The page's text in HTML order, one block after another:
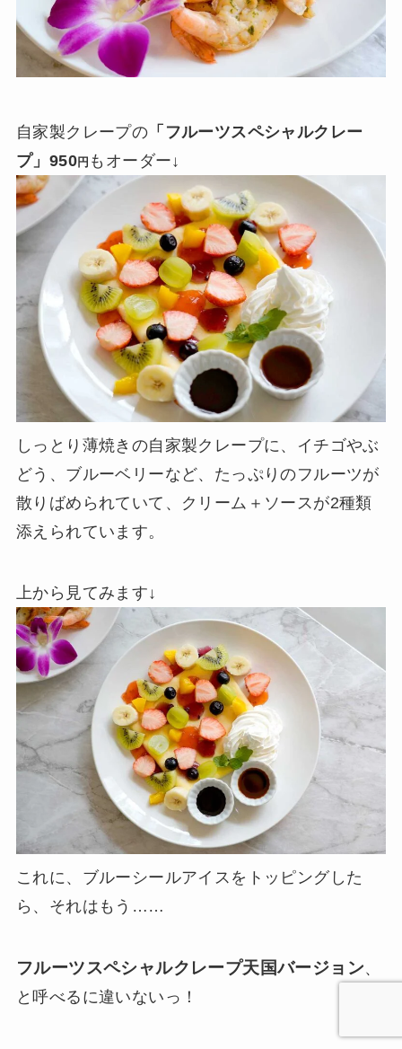
自家製クレープの 「フルーツスペシャルクレー
プ」950円 もオーダー↓
しっとり薄焼きの自家製クレープに、イチゴやぶ
どう、ブルーベリーなど、たっぷりのフルーツが
散りばめられていて、クリーム＋ソースが2種類
添えられています。
上から見てみます↓
これに、ブルーシールアイスをトッピングした
ら、それはもう……
フルーツスペシャルクレープ天国バージョン、
と呼べるに違いないっ！